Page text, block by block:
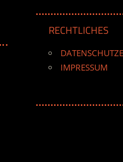
RECHTLICHES
IMPRESSUM